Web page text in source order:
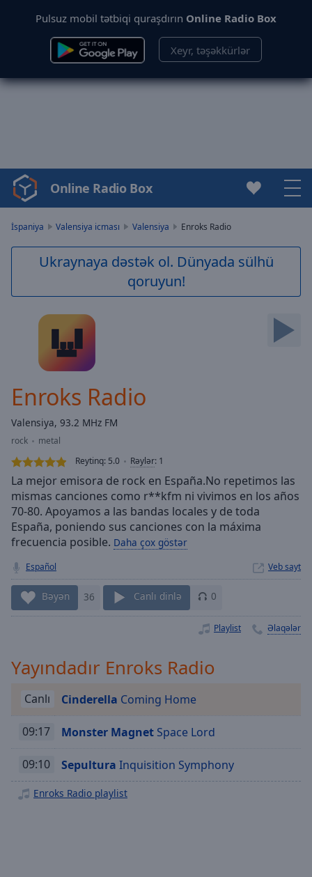
Pulsuz mobil tətbiqi quraşdırın Online Radio Box
Xeyr, təşəkkürlər
Video
Player
Skip
Current
Loaded:
0.00%
Stream
Type
LIVE
Seek to
live,
currently
behind
liveLIVE
Remaining
Time-
1x
Chapters
off,
selected
Subtitles
Online Radio Box
İspaniya Valensiya icması Valensiya Enroks Radio
Ukraynaya dəstək ol. Dünyada sülhü
qoruyun!
Enroks Radio
Valensiya, 93.2 MHz FM
rock
metal
Reytinq: 5.0 Rəylər: 1
La mejor emisora de rock en España.No repetimos las
mismas canciones como r**kfm ni vivimos en los años
70-80. Apoyamos a las bandas locales y de toda
España, poniendo sus canciones con la máxima
frecuencia posible. Daha çox göstər
Español Veb sayt
Bəyən 36 Canlı dinlə 0
Playlist Əlaqələr
Yayındadır Enroks Radio
Canlı Cinderella Coming Home
09:17 Monster Magnet Space Lord
09:10 Sepultura Inquisition Symphony
Enroks Radio playlist